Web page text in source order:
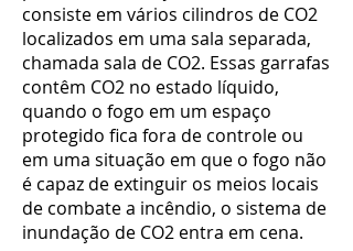
consiste em vários cilindros de CO2
localizados em uma sala separada,
chamada sala de CO2. Essas garrafas
contêm CO2 no estado líquido,
quando o fogo em um espaço
protegido fica fora de controle ou
em uma situação em que o fogo não
é capaz de extinguir os meios locais
de combate a incêndio, o sistema de
inundação de CO2 entra em cena.